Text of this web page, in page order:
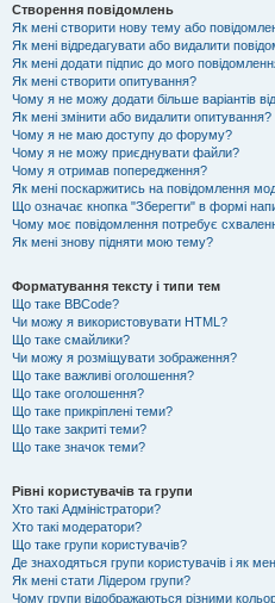
Створення повідомлень
Як мені створити нову тему або
Як мені відредагувати або видалити
Як мені додати підпис до мого
Як мені створити опитування?
Чому я не можу додати більше варіантів
Як мені змінити або видалити опитування?
Чому я не маю доступу до форуму?
Чому я не можу приєднувати файли?
Чому я отримав попередження?
Як мені поскаржитись на повідомлення
Що означає кнопка "Зберегти" в формі
Чому моє повідомлення потребує
Як мені знову підняти мою тему?
Форматування тексту і типи тем
Що таке BBCode?
Чи можу я використовувати HTML?
Що таке смайлики?
Чи можу я розміщувати зображення?
Що таке важливі оголошення?
Що таке оголошення?
Що таке прикріплені теми?
Що таке закриті теми?
Що таке значок теми?
Рівні користувачів та групи
Хто такі Адміністратори?
Хто такі модератори?
Що таке групи користувачів?
Де знаходяться групи користувачів і як
Як мені стати Лідером групи?
Чому групи відображаються різними